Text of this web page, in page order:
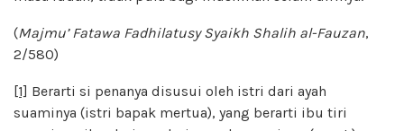
(Majmu’ Fatawa Fadhilatusy Syaikh Shalih al-Fauzan,
2/580)
[1] Berarti si penanya disusui oleh istri dari ayah
suaminya (istri bapak mertua), yang berarti ibu tiri